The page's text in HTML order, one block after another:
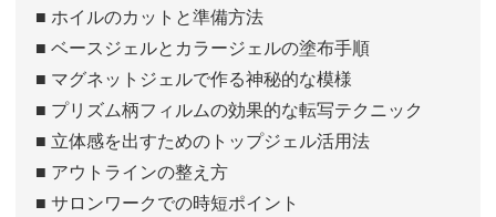
■ ホイルのカットと準備方法
■ ベースジェルとカラージェルの塗布手順
■ マグネットジェルで作る神秘的な模様
■ プリズム柄フィルムの効果的な転写テクニック
■ 立体感を出すためのトップジェル活用法
■ アウトラインの整え方
■ サロンワークでの時短ポイント